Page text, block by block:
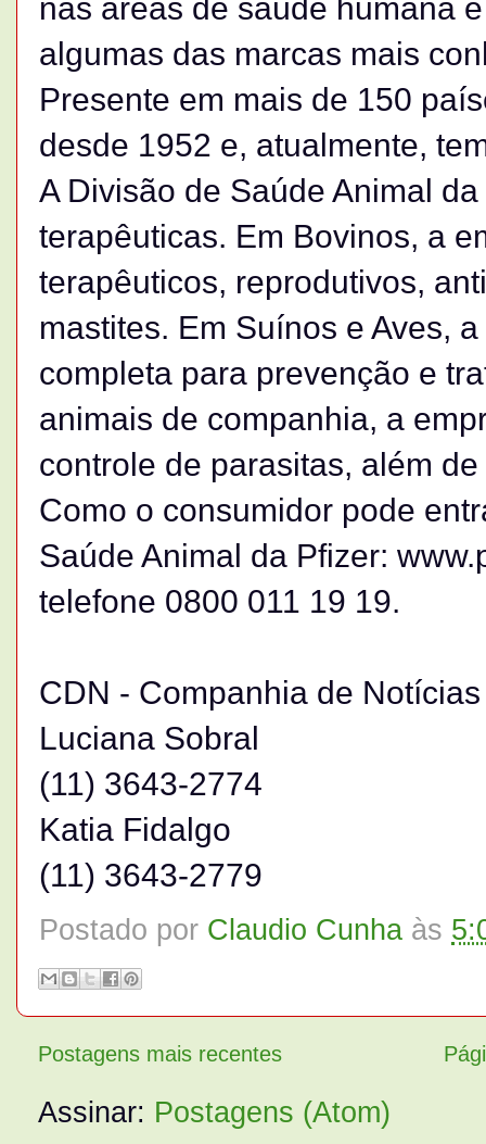
nas áreas de saúde humana
algumas das marcas mais
Presente em mais de 150
desde 1952 e, atualmente,
A Divisão de Saúde Animal
terapêuticas. Em Bovinos, a
terapêuticos, reprodutivos,
mastites. Em Suínos e Aves,
completa para prevenção e
animais de companhia, a
controle de parasitas, além
Como o consumidor pode
Saúde Animal da Pfizer:
telefone 0800 011 19 19.
CDN - Companhia de Notícias
Luciana Sobral
(11) 3643-2774
Katia Fidalgo
(11) 3643-2779
Postado por Claudio Cunha às
Postagens mais recentes
Assinar: Postagens (Atom)